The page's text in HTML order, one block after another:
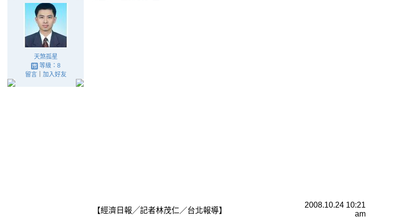
天煞孤星
等級：8
留言｜ 加入好友
【經濟日報╱記者林茂仁／台北報導】
2008.10.24 10:21
am